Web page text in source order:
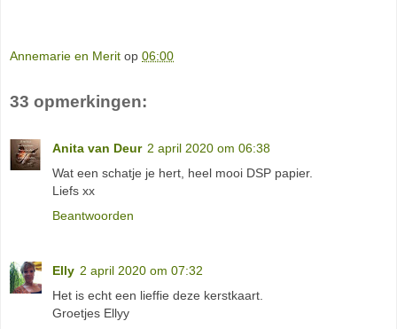
Annemarie en Merit op 06:00
33 opmerkingen:
Anita van Deur 2 april 2020 om 06:38
Wat een schatje je hert, heel mooi DSP papier.
Liefs xx
Beantwoorden
Elly 2 april 2020 om 07:32
Het is echt een lieffie deze kerstkaart.
Groetjes Ellyy